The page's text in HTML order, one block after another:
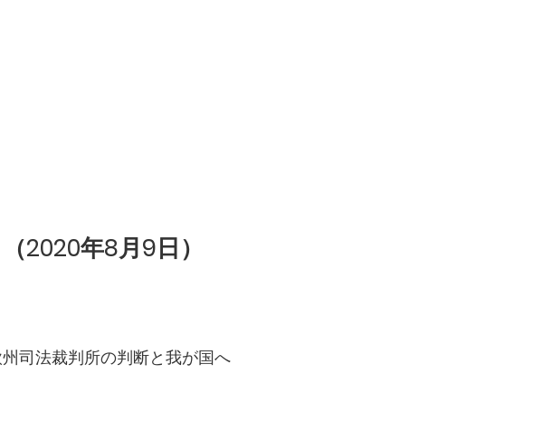
2020年8月9日）
司法裁判所の判断と我が国へ